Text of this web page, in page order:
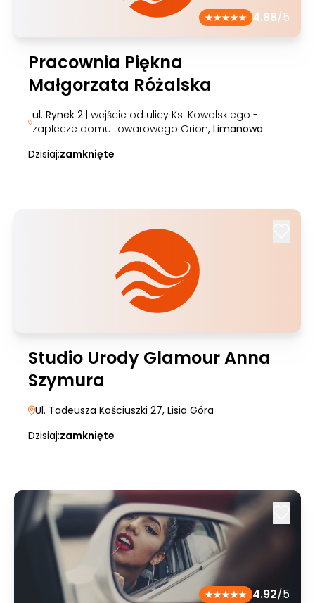
4.88/5
Pracownia Piękna
Małgorzata Różalska
ul. Rynek 2| wejście od ulicy Ks. Kowalskiego -
zaplecze domu towarowego Orion, Limanowa
Dzisiaj:zamknięte
Studio Urody Glamour Anna
Szymura
Ul. Tadeusza Kościuszki 27, Lisia Góra
Dzisiaj:zamknięte
4.92/5